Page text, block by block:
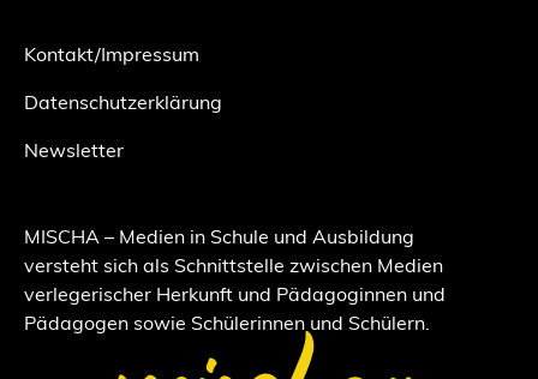
Kontakt/Impressum
Datenschutzerklärung
Newsletter
MISCHA – Medien in Schule und Ausbildung
versteht sich als Schnittstelle zwischen Medien
verlegerischer Herkunft und Pädagoginnen und
Pädagogen sowie Schülerinnen und Schülern.